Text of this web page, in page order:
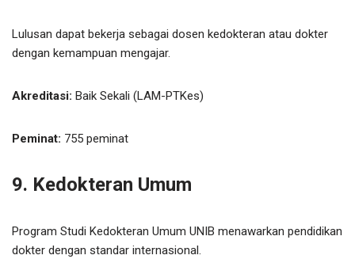
Lulusan dapat bekerja sebagai dosen kedokteran atau dokter
dengan kemampuan mengajar.
Akreditasi: Baik Sekali (LAM-PTKes)
Peminat: 755 peminat
9. Kedokteran Umum
Program Studi Kedokteran Umum UNIB menawarkan pendidikan
dokter dengan standar internasional.